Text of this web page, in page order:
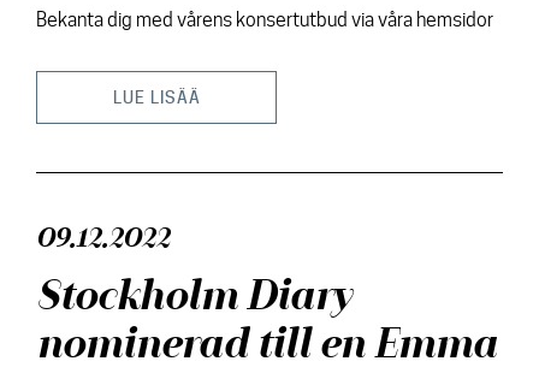
Bekanta dig med vårens konsertutbud via våra hemsidor
LUE LISÄÄ
09.12.2022
Stockholm Diary
nominerad till en Emma